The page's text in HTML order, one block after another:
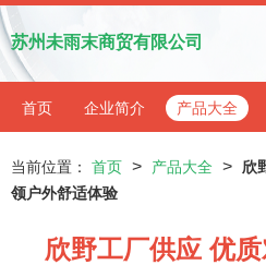
苏州未雨末商贸有限公司
首页 企业简介 产品大全
当前位置： 首页 > 产品大全 >
欣
领户外舒适体验
欣野工厂供应 优质